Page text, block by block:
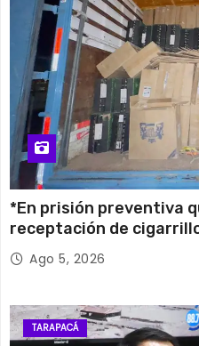
*En prisión preventiva
receptación de
millones*
Ago 5, 2026
TARAPACÁ